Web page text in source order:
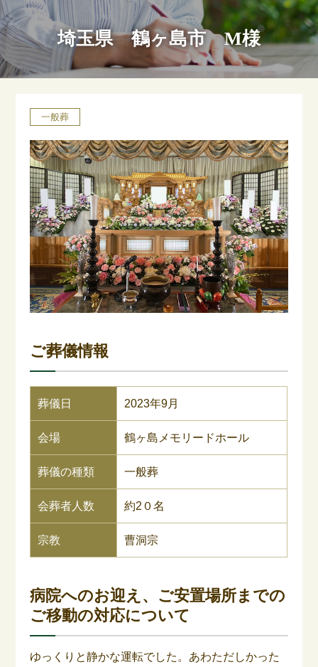
埼玉県 鶴ヶ島市 M様
一般葬
ご葬儀情報
葬儀日 2023年9月
会場 鶴ヶ島メモリードホール
葬儀の種類 一般葬
会葬者人数 約2０名
宗教 曹洞宗
病院へのお迎え、ご安置場所までの
ご移動の対応について
ゆっくりと静かな運転でした。あわただしかった